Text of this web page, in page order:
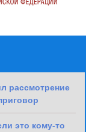
рассмотрение
это кому-то